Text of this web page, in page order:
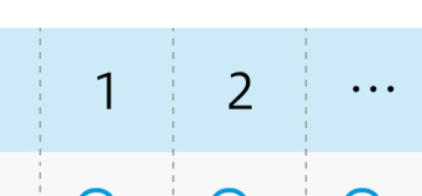
注射液3.3mg4A＋ファモチジン10mg1A＋クロルフェニラミン5mg1A